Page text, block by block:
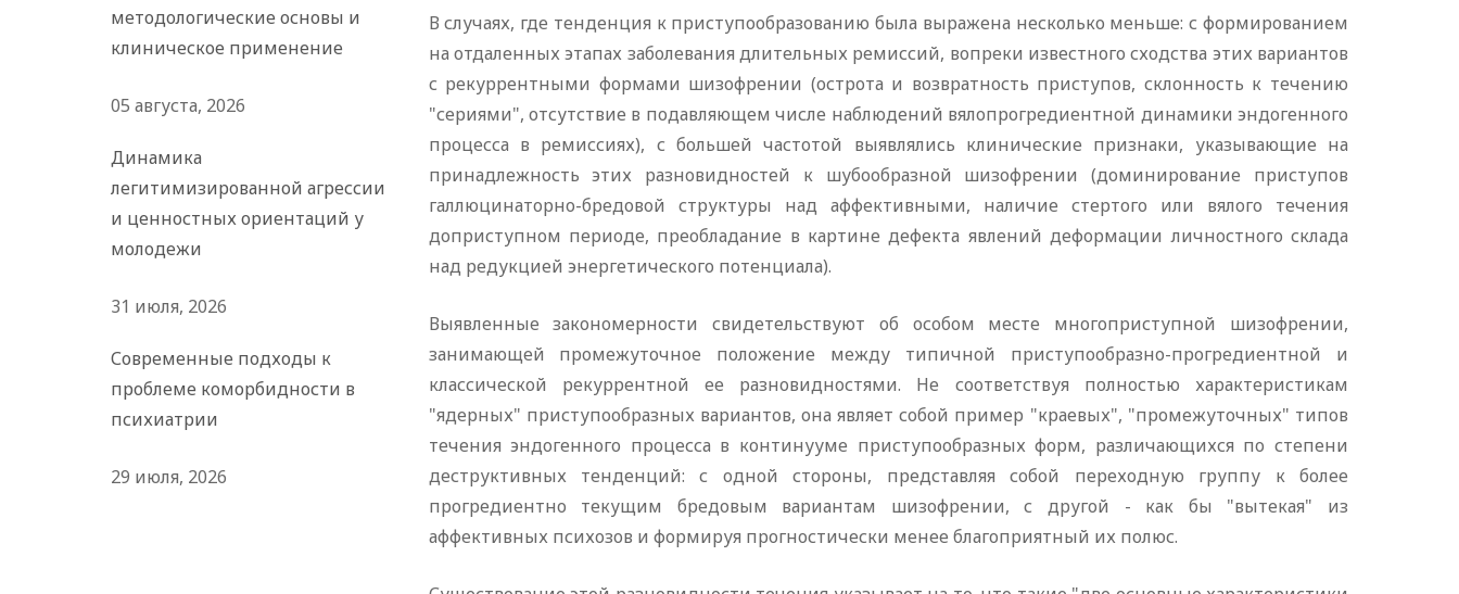
В случаях, где тенденция к приступообразованию была выражена несколько меньше: с формированием
на отдаленных этапах заболевания длительных ремиссий, вопреки известного сходства этих вариантов
с рекуррентными формами шизофрении (острота и возвратность приступов, склонность к течению
"сериями", отсутствие в подавляющем числе наблюдений вялопрогредиентной динамики эндогенного
процесса в ремиссиях), с большей частотой выявлялись клинические признаки, указывающие на
принадлежность этих разновидностей к шубообразной шизофрении (доминирование приступов
галлюцинаторно-бредовой структуры над аффективными, наличие стертого или вялого течения
доприступном периоде, преобладание в картине дефекта явлений деформации личностного склада
над редукцией энергетического потенциала).
Выявленные закономерности свидетельствуют об особом месте многоприступной шизофрении,
занимающей промежуточное положение между типичной приступообразно-прогредиентной и
классической рекуррентной ее разновидностями. Не соответствуя полностью характеристикам
"ядерных" приступообразных вариантов, она являет собой пример "краевых", "промежуточных" типов
течения эндогенного процесса в континууме приступообразных форм, различающихся по степени
деструктивных тенденций: с одной стороны, представляя собой переходную группу к более
прогредиентно текущим бредовым вариантам шизофрении, с другой - как бы "вытекая" из
аффективных психозов и формируя прогностически менее благоприятный их полюс.
методологические основы и
клиническое применение
05 августа, 2026
Динамика
легитимизированной агрессии
и ценностных ориентаций у
молодежи
31 июля, 2026
Современные подходы к
проблеме коморбидности в
психиатрии
29 июля, 2026